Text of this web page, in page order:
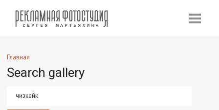
Главная
Search gallery